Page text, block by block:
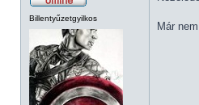
Billentyűzetgyilkos
Már